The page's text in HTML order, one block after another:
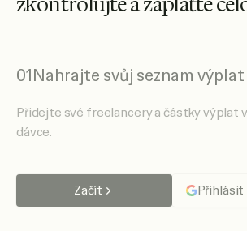
01Nahrajte svůj seznam výplat
Přidejte své freelancery a částky výplat
dávce.
Začít Přihlásit